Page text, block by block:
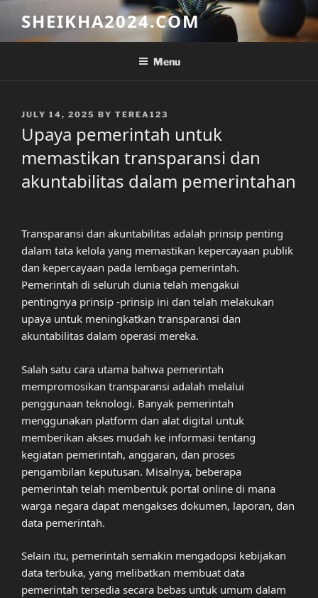
content
SHEIKHA2024.COM
Menu
POSTED
JULY 14, 2025 BY TEREA123
Upaya pemerintah untuk
memastikan transparansi dan
akuntabilitas dalam pemerintahan
Transparansi dan akuntabilitas adalah prinsip penting
dalam tata kelola yang memastikan kepercayaan publik
dan kepercayaan pada lembaga pemerintah.
Pemerintah di seluruh dunia telah mengakui
pentingnya prinsip -prinsip ini dan telah melakukan
upaya untuk meningkatkan transparansi dan
akuntabilitas dalam operasi mereka.
Salah satu cara utama bahwa pemerintah
mempromosikan transparansi adalah melalui
penggunaan teknologi. Banyak pemerintah
menggunakan platform dan alat digital untuk
memberikan akses mudah ke informasi tentang
kegiatan pemerintah, anggaran, dan proses
pengambilan keputusan. Misalnya, beberapa
pemerintah telah membentuk portal online di mana
warga negara dapat mengakses dokumen, laporan, dan
data pemerintah.
Selain itu, pemerintah semakin mengadopsi kebijakan
data terbuka, yang melibatkan membuat data
pemerintah tersedia secara bebas untuk umum dalam